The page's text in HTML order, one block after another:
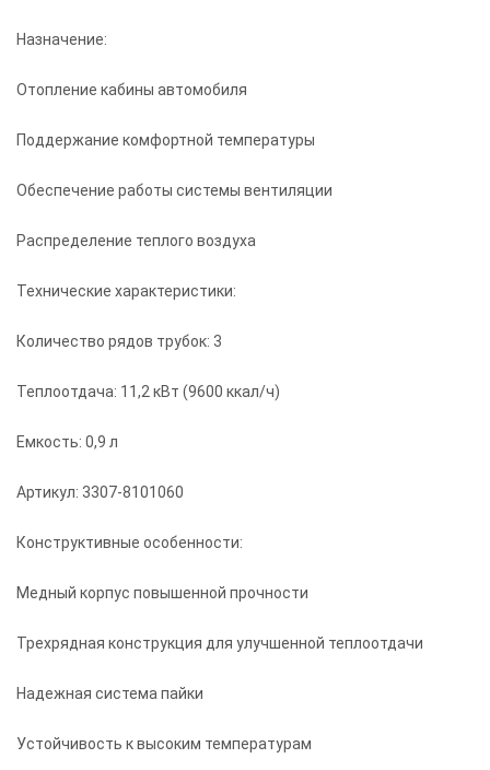
Назначение:
Отопление кабины автомобиля
Поддержание комфортной температуры
Обеспечение работы системы вентиляции
Распределение теплого воздуха
Технические характеристики:
Количество рядов трубок: 3
Теплоотдача: 11,2 кВт (9600 ккал/ч)
Емкость: 0,9 л
Артикул: 3307-8101060
Конструктивные особенности:
Медный корпус повышенной прочности
Трехрядная конструкция для улучшенной теплоотдачи
Надежная система пайки
Устойчивость к высоким температурам